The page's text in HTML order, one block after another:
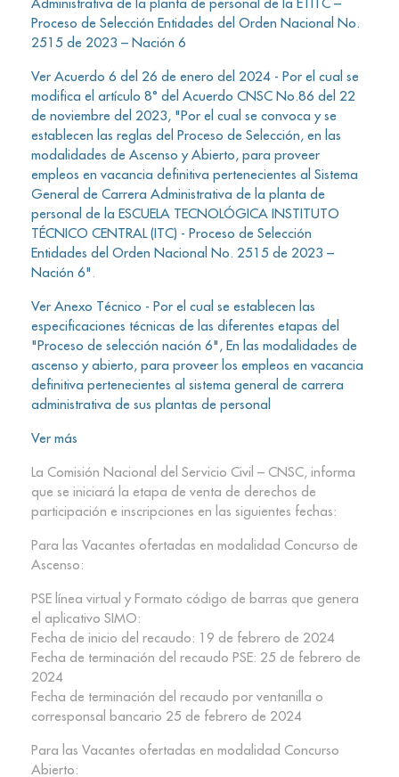
Proceso de Selección Entidades del Orden Nacional No.
2515 de 2023 – Nación 6
Ver Acuerdo 6 del 26 de enero del 2024 - Por el cual se
modifica el artículo 8° del Acuerdo CNSC No.86 del 22
de noviembre del 2023, "Por el cual se convoca y se
establecen las reglas del Proceso de Selección, en las
modalidades de Ascenso y Abierto, para proveer
empleos en vacancia definitiva pertenecientes al Sistema
General de Carrera Administrativa de la planta de
personal de la ESCUELA TECNOLÓGICA INSTITUTO
TÉCNICO CENTRAL (ITC) - Proceso de Selección
Entidades del Orden Nacional No. 2515 de 2023 –
Nación 6"
Ver Anexo Técnico - Por el cual se establecen las
especificaciones técnicas de las diferentes etapas del
"Proceso de selección nación 6", En las modalidades de
ascenso y abierto, para proveer los empleos en vacancia
definitiva pertenecientes al sistema general de carrera
administrativa de sus plantas de personal
Ver más
La Comisión Nacional del Servicio Civil – CNSC, informa
que se iniciará la etapa de venta de derechos de
participación e inscripciones en las siguientes fechas:
Para las Vacantes ofertadas en modalidad Concurso de
Ascenso:
PSE línea virtual y Formato código de barras que genera
el aplicativo SIMO:
Fecha de inicio del recaudo: 19 de febrero de 2024
Fecha de terminación del recaudo PSE: 25 de febrero de
2024
Fecha de terminación del recaudo por ventanilla o
corresponsal bancario 25 de febrero de 2024
Para las Vacantes ofertadas en modalidad Concurso
Abierto: